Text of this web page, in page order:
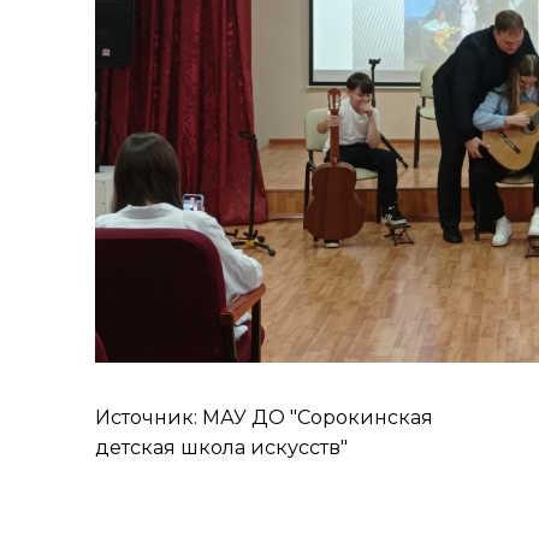
Источник: МАУ ДО "Сорокинская
детская школа искусств"